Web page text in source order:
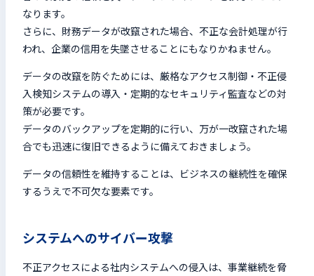
なります。
さらに、財務データが改竄された場合、不正な会計処理が行
われ、企業の信用を失墜させることにもなりかねません。
データの改竄を防ぐためには、厳格なアクセス制御・不正侵
入検知システムの導入・定期的なセキュリティ監査などの対
策が必要です。
データのバックアップを定期的に行い、万が一改竄された場
合でも迅速に復旧できるように備えておきましょう。
データの信頼性を維持することは、ビジネスの継続性を確保
するうえで不可欠な要素です。
システムへのサイバー攻撃
不正アクセスによる社内システムへの侵入は、事業継続を脅